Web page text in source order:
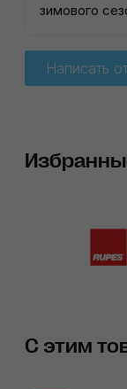
зимового
Написать
С этим